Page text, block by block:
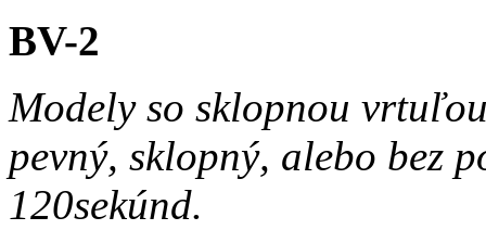
BV-2
Modely so sklopnou
pevný, sklopný, alebo bez
120sekúnd.